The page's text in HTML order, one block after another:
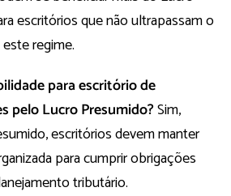
escritórios que não ultrapassam o
regime.
para escritório de
pelo Lucro Presumido?Sim,
escritórios devem manter
para cumprir obrigações
tributário.